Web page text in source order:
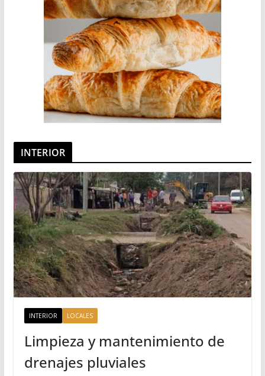
INTERIOR
INTERIOR LOCALES
Limpieza y mantenimiento de
drenajes pluviales